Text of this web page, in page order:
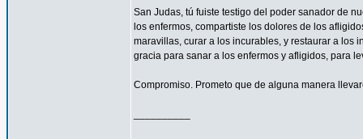
San Judas, tú fuiste testigo del poder sanador de
los enfermos, compartiste los dolores de los
maravillas, curar a los incurables, y restaurar a los
gracia para sanar a los enfermos y afligidos, para
Compromiso. Prometo que de alguna manera